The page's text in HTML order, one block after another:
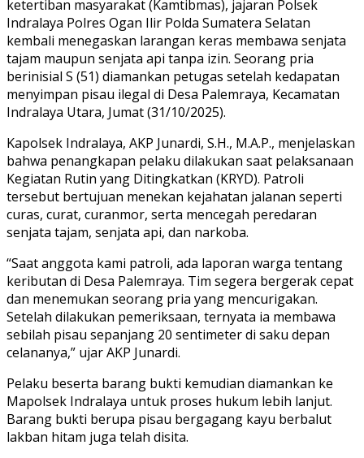
ketertiban masyarakat (Kamtibmas), jajaran Polsek
Indralaya Polres Ogan Ilir Polda Sumatera Selatan
kembali menegaskan larangan keras membawa senjata
tajam maupun senjata api tanpa izin. Seorang pria
berinisial S (51) diamankan petugas setelah kedapatan
menyimpan pisau ilegal di Desa Palemraya, Kecamatan
Indralaya Utara, Jumat (31/10/2025).
Kapolsek Indralaya, AKP Junardi, S.H., M.A.P., menjelaskan
bahwa penangkapan pelaku dilakukan saat pelaksanaan
Kegiatan Rutin yang Ditingkatkan (KRYD). Patroli
tersebut bertujuan menekan kejahatan jalanan seperti
curas, curat, curanmor, serta mencegah peredaran
senjata tajam, senjata api, dan narkoba.
“Saat anggota kami patroli, ada laporan warga tentang
keributan di Desa Palemraya. Tim segera bergerak cepat
dan menemukan seorang pria yang mencurigakan.
Setelah dilakukan pemeriksaan, ternyata ia membawa
sebilah pisau sepanjang 20 sentimeter di saku depan
celananya,” ujar AKP Junardi.
Pelaku beserta barang bukti kemudian diamankan ke
Mapolsek Indralaya untuk proses hukum lebih lanjut.
Barang bukti berupa pisau bergagang kayu berbalut
lakban hitam juga telah disita.